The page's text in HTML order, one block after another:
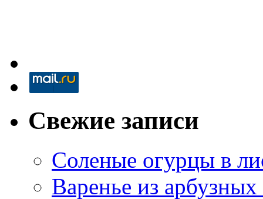
Свежие записи
Соленые огурцы в
Варенье из